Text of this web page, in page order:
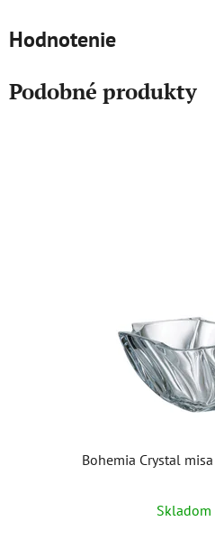
Hodnotenie
Podobné produkty
Bohemia Crystal
Skladom